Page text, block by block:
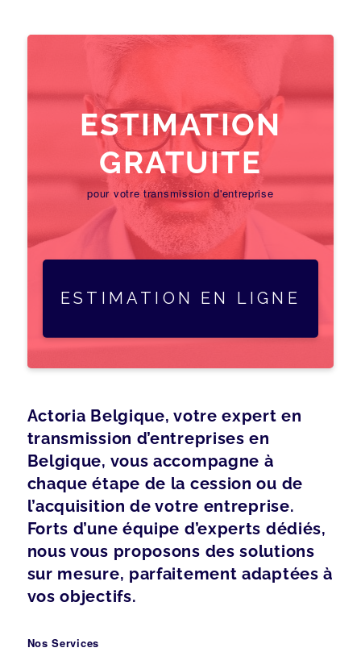
ESTIMATION
GRATUITE
pour votre transmission d'entreprise
ESTIMATION EN LIGNE
Actoria Belgique, votre expert en
transmission d’entreprises en
Belgique, vous accompagne à
chaque étape de la cession ou de
l’acquisition de votre entreprise.
Forts d’une équipe d’experts dédiés,
nous vous proposons des solutions
sur mesure, parfaitement adaptées à
vos objectifs.
Nos Services